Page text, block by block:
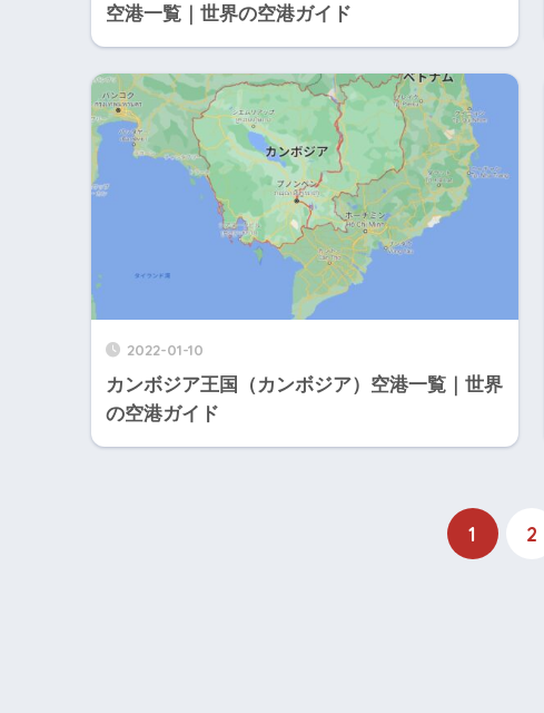
空港一覧｜世界の空港ガイド
2022-01-10
カンボジア王国（カンボジア）空港一覧｜世界
の空港ガイド
1 2